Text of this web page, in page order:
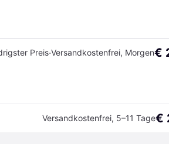
Preis·Versandkostenfrei, Morgen€
Versandkostenfrei, 5–11 Tage€